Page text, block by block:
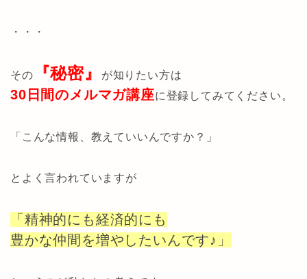
・・・
その 『秘密』 が知りたい方は
30日間のメルマガ講座に登録してみてください。
「こんな情報、教えていいんですか？」
とよく言われていますが
「精神的にも経済的にも
豊かな仲間を増やしたいんです♪」